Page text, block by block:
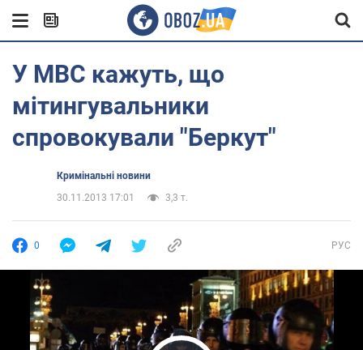
У МВС кажуть, що
мітингувальники
спровокували "Беркут"
Кримінальні новини
30.11.2013 17:01
3,3 т.
0 РУС